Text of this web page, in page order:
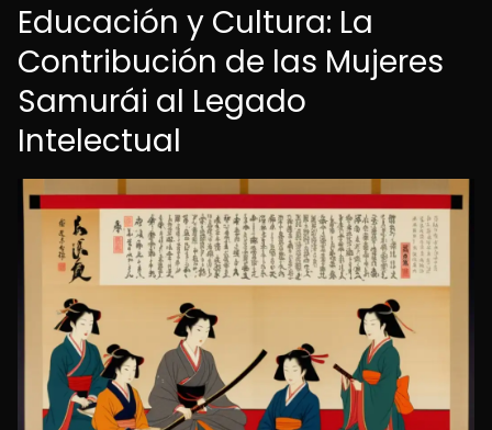
Educación y Cultura: La
Contribución de las Mujeres
Samurái al Legado
Intelectual